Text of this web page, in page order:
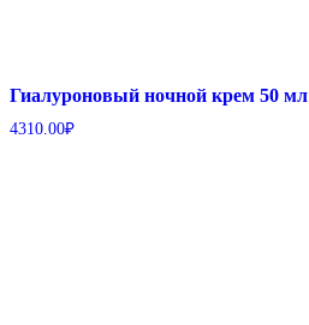
Гиалуроновый ночной крем 50 мл
4310.00₽